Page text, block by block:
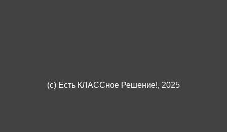
(c) Есть КЛАССное Решение!, 2025